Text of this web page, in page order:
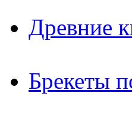
Древние
Брекеты